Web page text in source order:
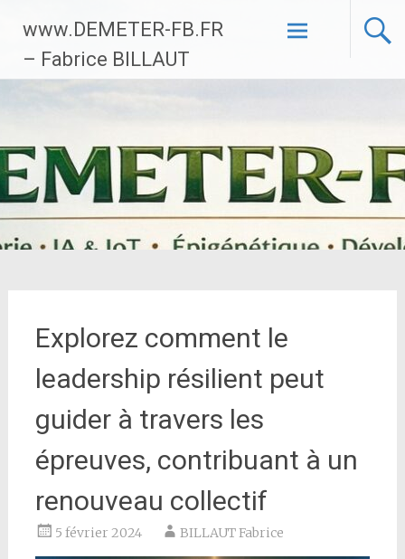
contenu
principal
www.DEMETER-FB.FR
– Fabrice BILLAUT
Explorez comment le
leadership résilient peut
guider à travers les
épreuves, contribuant à un
renouveau collectif
5 février 2024 BILLAUT Fabrice